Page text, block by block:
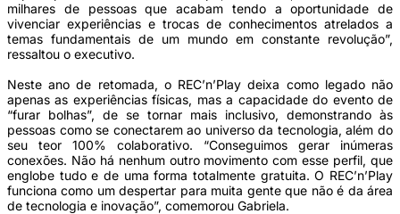
milhares de pessoas que acabam tendo a oportunidade de
vivenciar experiências e trocas de conhecimentos atrelados a
temas fundamentais de um mundo em constante revolução”,
ressaltou o executivo.
Neste ano de retomada, o REC’n’Play deixa como legado não
apenas as experiências físicas, mas a capacidade do evento de
“furar bolhas”, de se tornar mais inclusivo, demonstrando às
pessoas como se conectarem ao universo da tecnologia, além do
seu teor 100% colaborativo. “Conseguimos gerar inúmeras
conexões. Não há nenhum outro movimento com esse perfil, que
englobe tudo e de uma forma totalmente gratuita. O REC’n’Play
funciona como um despertar para muita gente que não é da área
de tecnologia e inovação”, comemorou Gabriela.